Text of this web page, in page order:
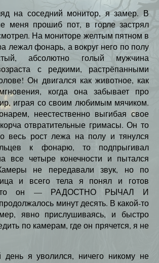
на соседний монитор, я замер. В
меня прошиб пот, в горле застрял
На мониторе желтым пятном в
лежал фонарь, а вокруг него по полу
абсолютно голый мужчина
с редкими, растрёпанными
Он двигался как животное, как
когда она забывает про
играя со своим любимым мячиком.
неестественно выгибая свое
отвратительные гримасы. Он то
весь рост лежа на полу и тянулся
к фонарю, то подпрыгивал
все четыре конечности и пытался
не передавали звук, но по
и всего тела я понял и готов
что он — РАДОСТНО РЫЧАЛ И
минут десять. В какой-то
явно прислушиваясь, и быстро
по камерам, где он прячется, я не
я уволился, ничего никому не